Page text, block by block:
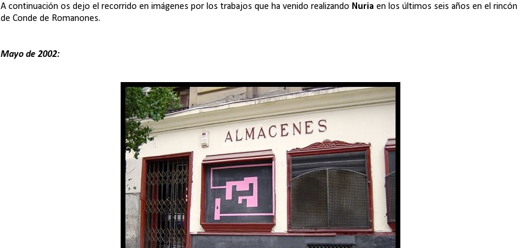
A continuación os dejo el recorrido en imágenes por los trabajos que ha venido realizando Nuria en los últimos seis años en el rincón
de Conde de Romanones.
Mayo de 2002: